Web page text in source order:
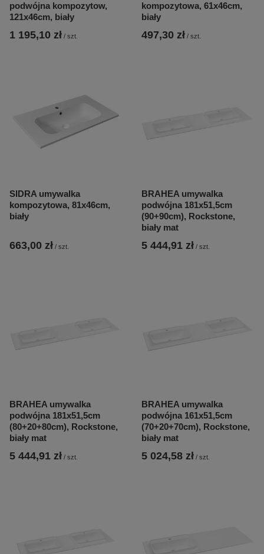
podwójna kompozytow,
121x46cm, biały
1 195,10 zł / szt.
kompozytowa, 61x46cm,
biały
497,30 zł / szt.
SIDRA umywalka
kompozytowa, 81x46cm,
biały
663,00 zł / szt.
BRAHEA umywalka
podwójna 181x51,5cm
(90+90cm), Rockstone,
biały mat
5 444,91 zł / szt.
BRAHEA umywalka
podwójna 181x51,5cm
(80+20+80cm), Rockstone,
biały mat
5 444,91 zł / szt.
BRAHEA umywalka
podwójna 161x51,5cm
(70+20+70cm), Rockstone,
biały mat
5 024,58 zł / szt.